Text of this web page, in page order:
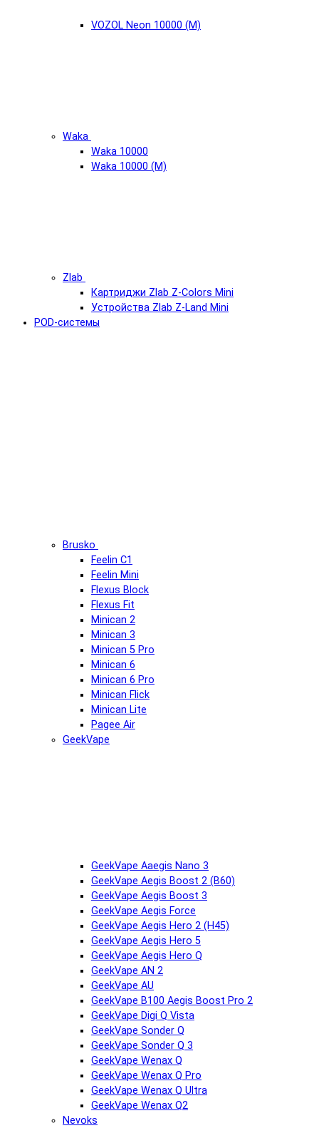
VOZOL Neon 10000 (М)
Waka
Waka 10000
Waka 10000 (М)
Zlab
Картриджи Zlab Z-Colors Mini
Устройства Zlab Z-Land Mini
POD-системы
Brusko
Feelin C1
Feelin Mini
Flexus Block
Flexus Fit
Minican 2
Minican 3
Minican 5 Pro
Minican 6
Minican 6 Pro
Minican Flick
Minican Lite
Pagee Air
GeekVape
GeekVape Aaegis Nano 3
GeekVape Aegis Boost 2 (B60)
GeekVape Aegis Boost 3
GeekVape Aegis Force
GeekVape Aegis Hero 2 (H45)
GeekVape Aegis Hero 5
GeekVape Aegis Hero Q
GeekVape AN 2
GeekVape AU
GeekVape B100 Aegis Boost Pro 2
GeekVape Digi Q Vista
GeekVape Sonder Q
GeekVape Sonder Q 3
GeekVape Wenax Q
GeekVape Wenax Q Pro
GeekVape Wenax Q Ultra
GeekVape Wenax Q2
Nevoks